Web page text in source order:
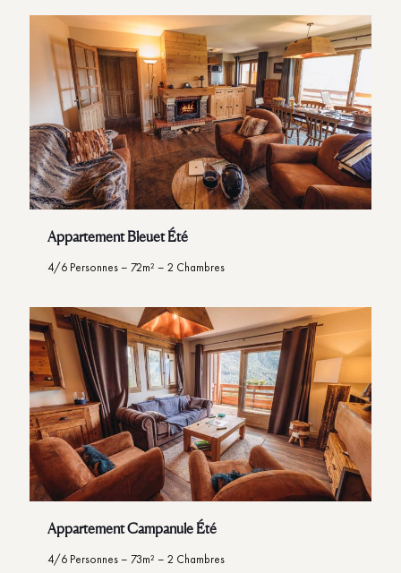
Appartement Bleuet Été
4/6 Personnes – 72m² – 2 Chambres
Appartement Campanule Été
4/6 Personnes – 73m² – 2 Chambres